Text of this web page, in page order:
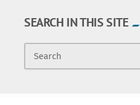
SEARCH IN THIS SITE
Search